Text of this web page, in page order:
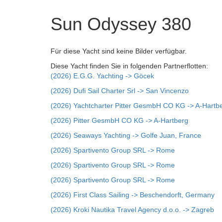
Sun Odyssey 380
Für diese Yacht sind keine Bilder verfügbar.
Diese Yacht finden Sie in folgenden Partnerflotten:
(2026) E.G.G. Yachting -> Göcek
(2026) Dufi Sail Charter Srl -> San Vincenzo
(2026) Yachtcharter Pitter GesmbH CO KG -> A-
(2026) Pitter GesmbH CO KG -> A-Hartberg
(2026) Seaways Yachting -> Golfe Juan, France
(2026) Spartivento Group SRL -> Rome
(2026) Spartivento Group SRL -> Rome
(2026) Spartivento Group SRL -> Rome
(2026) First Class Sailing -> Beschendorft, Germany
(2026) Kroki Nautika Travel Agency d.o.o. -> Zagreb